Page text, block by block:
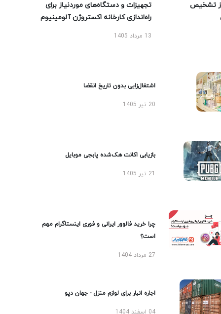
تشخیص
تجهیزات و دستگاه‌های موردنیاز برای
راه‌اندازی کارخانه اکستروژن آلومینیوم
13 مرداد 1405
اشتغال‌زایی بدون تاریخ انقضا
20 تیر 1405
بازیابی اکانت هک‌شده پابجی موبایل
چرا خرید فالوور ایرانی و فوری اینستاگرام مهم
است؟
27 مرداد 1404
اجاره انبار برای لوازم منزل - جهان دپو
04 اسفند 1404